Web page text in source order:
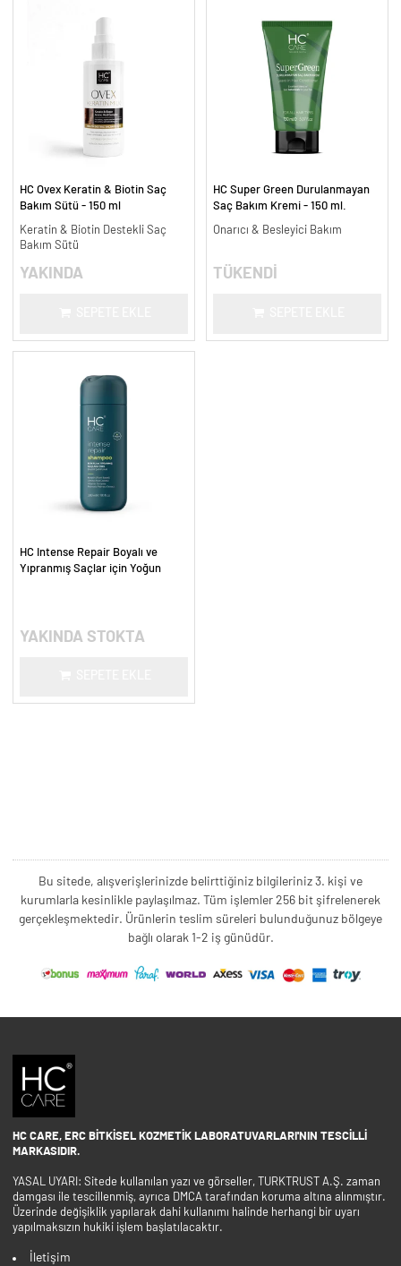
HC Ovex Keratin & Biotin Saç
Bakım Sütü - 150 ml
Keratin & Biotin Destekli Saç
Bakım Sütü
YAKINDA
HC Super Green Durulanmayan
Saç Bakım Kremi - 150 ml.
Onarıcı & Besleyici Bakım
TÜKENDİ
HC Intense Repair Boyalı ve
Yıpranmış Saçlar için Yoğun
YAKINDA STOKTA
Bu sitede, alışverişlerinizde belirttiğiniz bilgileriniz 3. kişi ve
kurumlarla kesinlikle paylaşılmaz. Tüm işlemler 256 bit şifrelenerek
gerçekleşmektedir. Ürünlerin teslim süreleri bulunduğunuz bölgeye
bağlı olarak 1-2 iş günüdür.
HC CARE, ERC BITKISEL KOZMETIK LABORATUVARLARI'NIN TESCILLI
MARKASIDIR.
YASAL UYARI: Sitede kullanılan yazı ve görseller, TURKTRUST A.Ş. zaman
damgası ile tescillenmiş, ayrıca DMCA tarafından koruma altına alınmıştır.
Üzerinde değişiklik yapılarak dahi kullanımı halinde herhangi bir uyarı
yapılmaksızın hukiki işlem başlatılacaktır.
İletişim